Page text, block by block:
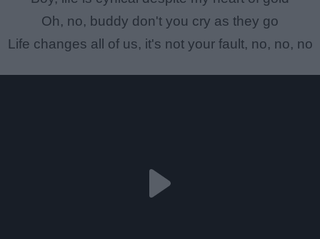
Oh, no, buddy don't you cry as they go
Life changes all of us, it's not your fault, no, no, no